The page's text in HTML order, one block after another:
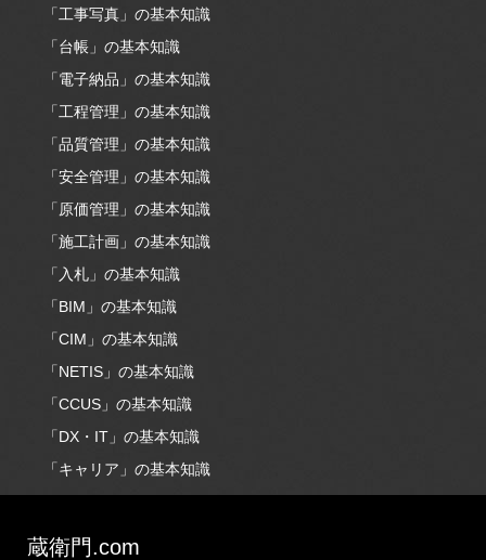
「工事写真」の基本知識
「台帳」の基本知識
「電子納品」の基本知識
「工程管理」の基本知識
「品質管理」の基本知識
「安全管理」の基本知識
「原価管理」の基本知識
「施工計画」の基本知識
「入札」の基本知識
「BIM」の基本知識
「CIM」の基本知識
「NETIS」の基本知識
「CCUS」の基本知識
「DX・IT」の基本知識
「キャリア」の基本知識
蔵衛門.com